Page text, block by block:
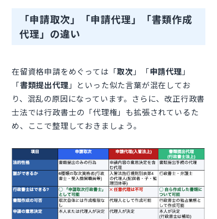
「申請取次」「申請代理」「書類作成
代理」の違い
在留資格申請をめぐっては「取次 」「申請代理 」
「書類提出代理 」といった似た言葉が混在してお
り、混乱の原因になっています。さらに、改正行政書
士法では行政書士の「代理権」も拡張されているた
め、ここで整理しておきましょう。